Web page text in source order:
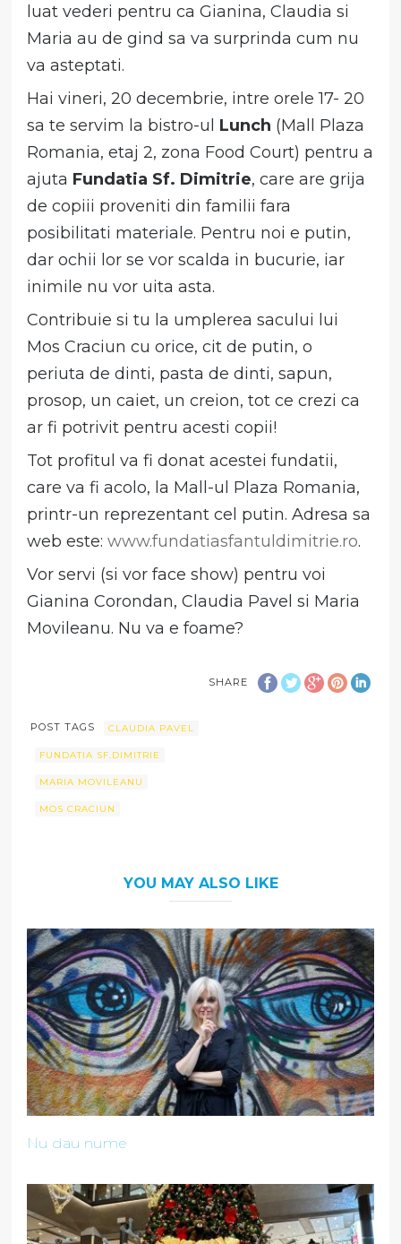
luat vederi pentru ca Gianina, Claudia si
Maria au de gind sa va surprinda cum nu
va asteptati.
Hai vineri, 20 decembrie, intre orele 17- 20
sa te servim la bistro-ul Lunch (Mall Plaza
Romania, etaj 2, zona Food Court) pentru a
ajuta Fundatia Sf. Dimitrie, care are grija
de copiii proveniti din familii fara
posibilitati materiale. Pentru noi e putin,
dar ochii lor se vor scalda in bucurie, iar
inimile nu vor uita asta.
Contribuie si tu la umplerea sacului lui
Mos Craciun cu orice, cit de putin, o
periuta de dinti, pasta de dinti, sapun,
prosop, un caiet, un creion, tot ce crezi ca
ar fi potrivit pentru acesti copii!
Tot profitul va fi donat acestei fundatii,
care va fi acolo, la Mall-ul Plaza Romania,
printr-un reprezentant cel putin. Adresa sa
web este:www.fundatiasfantuldimitrie.ro.
Vor servi (si vor face show) pentru voi
Gianina Corondan, Claudia Pavel si Maria
Movileanu. Nu va e foame?
SHARE
POST TAGS CLAUDIA PAVEL
FUNDATIA SF.DIMITRIE
MARIA MOVILEANU
MOS CRACIUN
YOU MAY ALSO LIKE
Nu dau nume